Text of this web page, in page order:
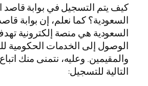
كيف يتم التسجيل في بوابة قاصد
السعودية؟ كما نعلم، إن بوابة
السعودية هي منصة إلكترونية
الوصول إلى الخدمات الحكومية
والمقيمين. وعليه، نتمنى منك
التالية للتسجيل: